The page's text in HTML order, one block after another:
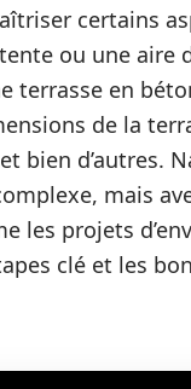
certains
ou une
terrasse en
de la
bien d’autres.
mais
les projets
clé et les